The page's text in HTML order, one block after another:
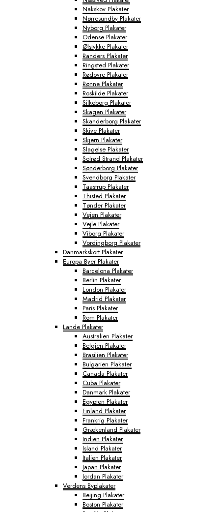
Nakskov Plakater
Nørresundby Plakater
Nyborg Plakater
Odense Plakater
Ølstykke Plakater
Randers Plakater
Ringsted Plakater
Rødovre Plakater
Rønne Plakater
Roskilde Plakater
Silkeborg Plakater
Skagen Plakater
Skanderborg Plakater
Skive Plakater
Skjern Plakater
Slagelse Plakater
Solrød Strand Plakater
Sønderborg Plakater
Svendborg Plakater
Taastrup Plakater
Thisted Plakater
Tønder Plakater
Vejen Plakater
Vejle Plakater
Viborg Plakater
Vordingborg Plakater
Danmarkskort Plakater
Europa Byer Plakater
Barcelona Plakater
Berlin Plakater
London Plakater
Madrid Plakater
Paris Plakater
Rom Plakater
Lande Plakater
Australien Plakater
Belgien Plakater
Brasilien Plakater
Bulgarien Plakater
Canada Plakater
Cuba Plakater
Danmark Plakater
Egypten Plakater
Finland Plakater
Frankrig Plakater
Grækenland Plakater
Indien Plakater
Island Plakater
Italien Plakater
Japan Plakater
Jordan Plakater
Verdens Byplakater
Beijing Plakater
Boston Plakater